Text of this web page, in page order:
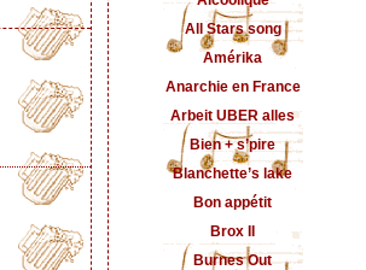
All Stars song
Amérika
Anarchie en France
Arbeit UBER alles
Bien + s’pire
Blanchette’s lake
Bon appétit
Brox II
Burnes Out